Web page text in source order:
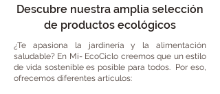
Descubre nuestra amplia selección
de productos ecológicos
¿Te apasiona la jardinería y la alimentación
saludable? En Mi- EcoCiclo creemos que un estilo
de vida sostenible es posible para todos. Por eso,
ofrecemos diferentes artículos: